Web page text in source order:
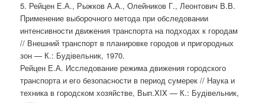
5. Рейцен Е.А., Рыжков А.А., Олейников Г., Леонтович В.В.
Применение выборочного метода при обследовании
интенсивности движения транспорта на подходах к городам
// Внешний транспорт в планировке городов и пригородных
зон — К.: Будівельник, 1970.
Рейцен Е.А. Исследование режима движения городского
транспорта и его безопасности в период сумерек // Наука и
техника в городском хозяйстве, Вып.XIX — К.: Будівельник,